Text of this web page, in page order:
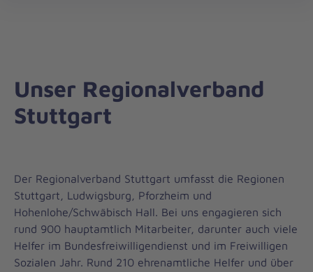
Unser Regionalverband
Stuttgart
Der Regionalverband Stuttgart umfasst die Regionen
Stuttgart, Ludwigsburg, Pforzheim und
Hohenlohe/Schwäbisch Hall. Bei uns engagieren sich
rund 900 hauptamtlich Mitarbeiter, darunter auch viele
Helfer im Bundesfreiwilligendienst und im Freiwilligen
Sozialen Jahr. Rund 210 ehrenamtliche Helfer und über